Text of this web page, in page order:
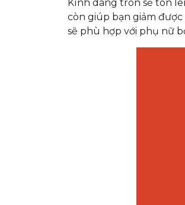
Kính dáng tròn sẽ tôn
còn giúp bạn giảm
sẽ phù hợp với phụ nữ